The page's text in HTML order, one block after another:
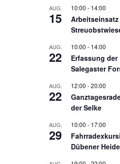
AUG.
15
10:00 - 14:00
AUG.
22
10:00 - 14:00
Erfassung
Salegaster
AUG.
22
12:00 -20:00
der Selke
AUG.
29
10:00 - 17:00
Dübener